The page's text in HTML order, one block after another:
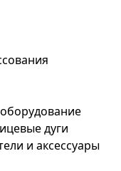
дуги
и аксессуары